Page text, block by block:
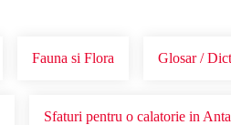
Fauna si Flora Glosar /
Sfaturi pentru o calatorie in